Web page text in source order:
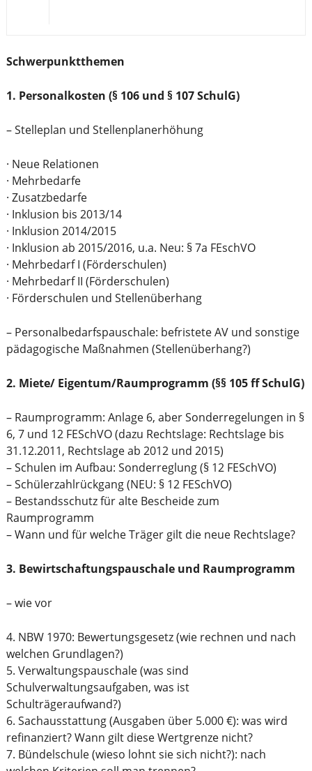
Schwerpunktthemen
1. Personalkosten (§ 106 und § 107 SchulG)
– Stelleplan und Stellenplanerhöhung
· Neue Relationen
· Mehrbedarfe
· Zusatzbedarfe
· Inklusion bis 2013/14
· Inklusion 2014/2015
· Inklusion ab 2015/2016, u.a. Neu: § 7a FEschVO
· Mehrbedarf I (Förderschulen)
· Mehrbedarf II (Förderschulen)
· Förderschulen und Stellenüberhang
– Personalbedarfspauschale: befristete AV und sonstige
pädagogische Maßnahmen (Stellenüberhang?)
2. Miete/ Eigentum/Raumprogramm (§§ 105 ff SchulG)
– Raumprogramm: Anlage 6, aber Sonderregelungen in §
6, 7 und 12 FESchVO (dazu Rechtslage: Rechtslage bis
31.12.2011, Rechtslage ab 2012 und 2015)
– Schulen im Aufbau: Sonderreglung (§ 12 FESchVO)
– Schülerzahlrückgang (NEU: § 12 FESchVO)
– Bestandsschutz für alte Bescheide zum
Raumprogramm
– Wann und für welche Träger gilt die neue Rechtslage?
3. Bewirtschaftungspauschale und Raumprogramm
– wie vor
4. NBW 1970: Bewertungsgesetz (wie rechnen und nach
welchen Grundlagen?)
5. Verwaltungspauschale (was sind
Schulverwaltungsaufgaben, was ist
Schulträgeraufwand?)
6. Sachausstattung (Ausgaben über 5.000 €): was wird
refinanziert? Wann gilt diese Wertgrenze nicht?
7. Bündelschule (wieso lohnt sie sich nicht?): nach